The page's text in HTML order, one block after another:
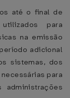
até o final de
para
na emissão
adicional
sistemas, dos
para